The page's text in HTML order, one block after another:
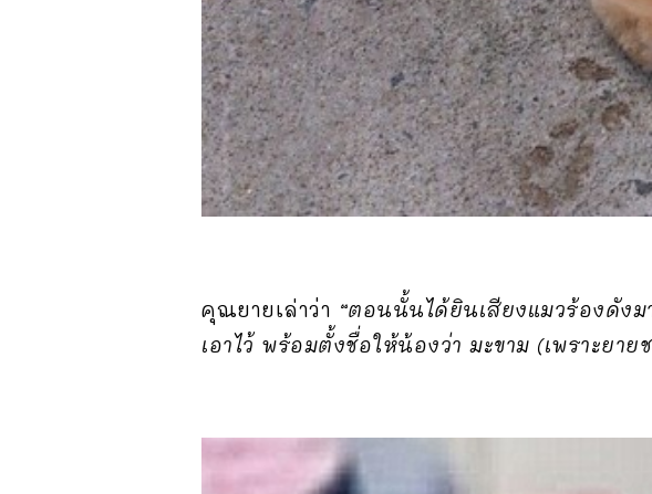
คุณยายเล่าว่า “ตอนนั้นได้ยินเสียงแมวร้องดัง
เอาไว้ พร้อมตั้งชื่อให้น้องว่า มะขาม (เพราะยาย